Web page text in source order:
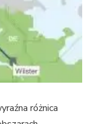
różnica